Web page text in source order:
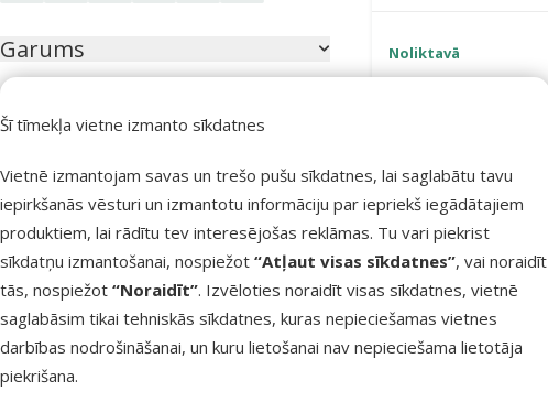
Šī tīmekļa vietne izmanto sīkdatnes
Vietnē izmantojam savas un trešo pušu sīkdatnes, lai saglabātu tavu
iepirkšanās vēsturi un izmantotu informāciju par iepriekš iegādātajiem
produktiem, lai rādītu tev interesējošas reklāmas. Tu vari piekrist
sīkdatņu izmantošanai, nospiežot “Atļaut visas sīkdatnes”, vai noraidīt
tās, nospiežot “Noraidīt”. Izvēloties noraidīt visas sīkdatnes, vietnē
saglabāsim tikai tehniskās sīkdatnes, kuras nepieciešamas vietnes
darbības nodrošināšanai, un kuru lietošanai nav nepieciešama lietotāja
piekrišana.
Garums
Īpašie piedāvājumi
Mēneša lielā akcija
Noliktavā